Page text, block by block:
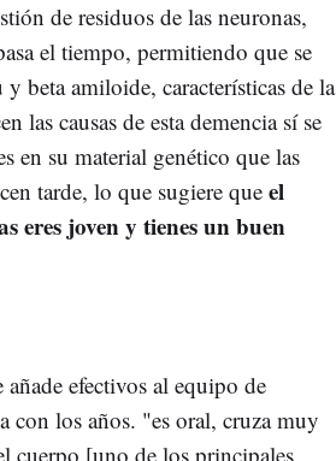
de residuos de las neuronas,
el tiempo, permitiendo que se
beta amiloide, características de la
las causas de esta demencia sí se
en su material genético que las
tarde, lo que sugiere que el
eres joven y tienes un buen
efectivos al equipo de
con los años. "es oral, cruza muy
cuerpo [uno de los principales